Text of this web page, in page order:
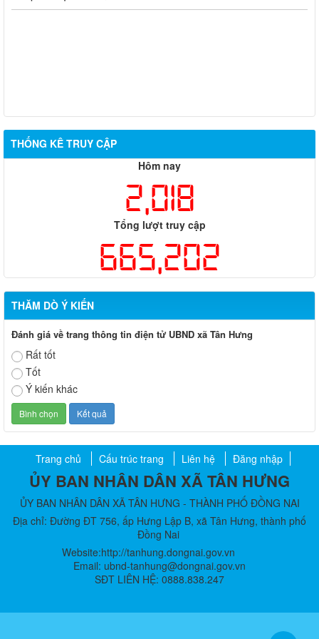
THỐNG KÊ TRUY CẬP
Hôm nay
2,018
Tổng lượt truy cập
665,202
THĂM DÒ Ý KIẾN
Đánh giá về trang thông tin điện tử UBND xã Tân Hưng
Rất tốt
Tốt
Ý kiến khác
Trang chủ Cấu trúc trang Liên hệ Đăng nhập
ỦY BAN NHÂN DÂN XÃ TÂN HƯNG
ỦY BAN NHÂN DÂN XÃ TÂN HƯNG - THÀNH PHỐ ĐỒNG NAI
Địa chỉ: Đường ĐT 756, ấp Hưng Lập B, xã Tân Hưng, thành phố
Đồng Nai
Website:http://tanhung.dongnai.gov.vn
Email: ubnd-tanhung@dongnai.gov.vn​
SĐT LIÊN HỆ: 0888.838.247